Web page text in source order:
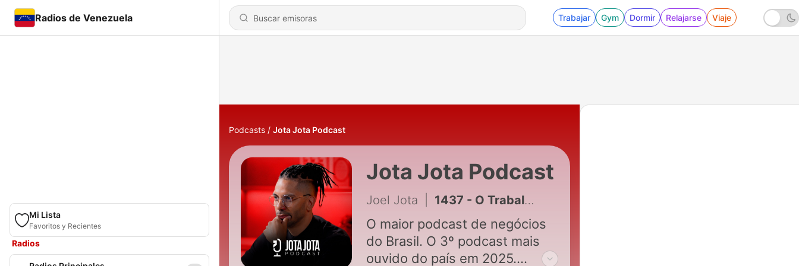
Radios de Venezuela Trabajar Gym Dormir Relajarse Viaje
Mi Lista
Favoritos y Recientes
Radios
Podcasts Jota Jota Podcast
Jota Jota Podcast
Joel Jota 1437 - O Trabalho Devolve - 08 de Agosto
O maior podcast de negócios
do Brasil. O 3º podcast mais
ouvido do país em 2025.